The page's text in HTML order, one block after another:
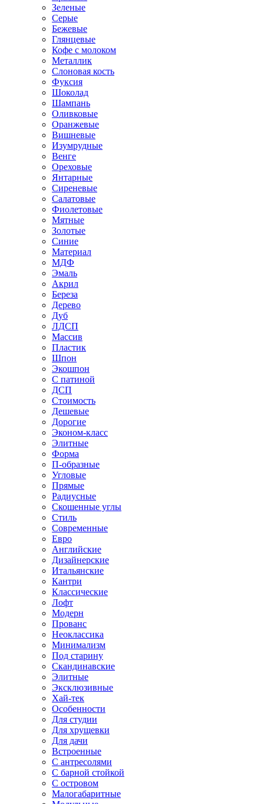
Зеленые
Серые
Бежевые
Глянцевые
Кофе с молоком
Металлик
Слоновая кость
Фуксия
Шоколад
Шампань
Оливковые
Оранжевые
Вишневые
Изумрудные
Венге
Ореховые
Янтарные
Сиреневые
Салатовые
Фиолетовые
Мятные
Золотые
Синие
Материал
МДФ
Эмаль
Акрил
Береза
Дерево
Дуб
ЛДСП
Массив
Пластик
Шпон
Экошпон
С патиной
ДСП
Стоимость
Дешевые
Дорогие
Эконом-класс
Элитные
Форма
П-образные
Угловые
Прямые
Радиусные
Скошенные углы
Стиль
Современные
Евро
Английские
Дизайнерские
Итальянские
Кантри
Классические
Лофт
Модерн
Прованс
Неоклассика
Минимализм
Под старину
Скандинавские
Элитные
Эксклюзивные
Хай-тек
Особенности
Для студии
Для хрущевки
Для дачи
Встроенные
С антресолями
С барной стойкой
С островом
Малогабаритные